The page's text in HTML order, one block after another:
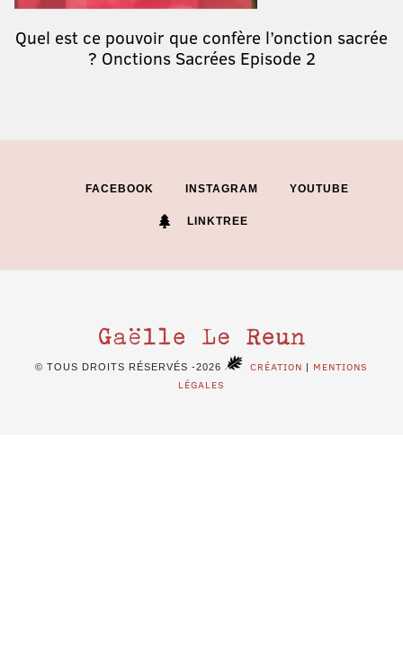
Quel est ce pouvoir que confère l’onction sacrée
? Onctions Sacrées Episode 2
FACEBOOK INSTAGRAM YOUTUBE
LINKTREE
© TOUS DROITS RÉSERVÉS -2026 CRÉATION
MENTIONS
LÉGALES